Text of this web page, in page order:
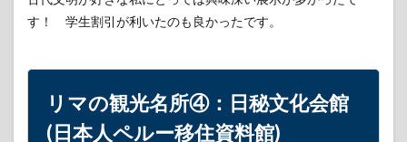
す！ 学生割引が利いたのも良かったです。
リマの観光名所④：日秘文化会館
(日本人ペルー移住資料館)